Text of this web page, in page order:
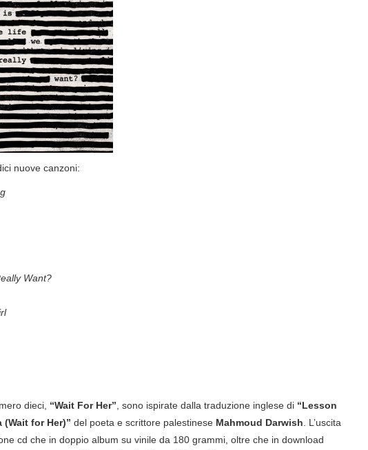
nuove canzoni:
Want?
dieci, “Wait For Her” , sono ispirate dalla traduzione inglese di “Lesson
(Wait for Her)” del poeta e scrittore palestinese Mahmoud Darwish . L’uscita
cd che in doppio album su vinile da 180 grammi, oltre che in download